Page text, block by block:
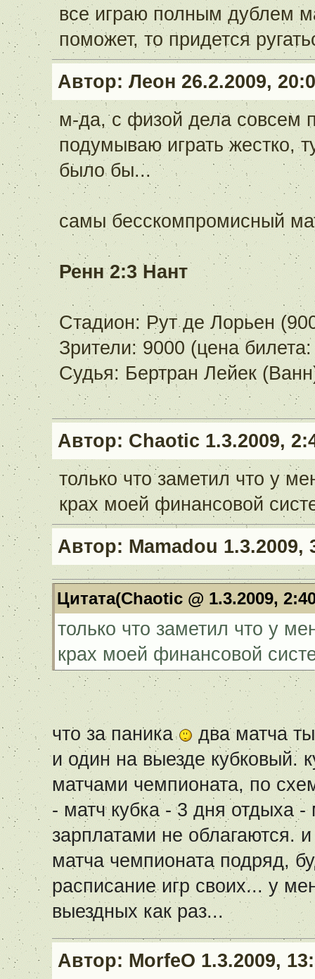
все играю полным дублем
поможет, то придется
Автор: Леон 26.2.2009,
м-да, с физой дела совсем
подумываю играть жестко,
было бы...
самы бесскомпромисный
Ренн 2:3 Нант
Стадион: Рут де Лорьен
Зрители: 9000 (цена
Судья: Бертран Лейек
Автор: Chaotic 1.3.2009,
только что заметил что у
крах моей финансовой
Автор: Mamadou 1.3.2009,
Цитата(Chaotic @ 1.3.2009,
только что заметил что у
крах моей финансовой
что за паника
два матча
и один на выезде кубковый.
матчами чемпионата, по
- матч кубка - 3 дня отдыха
зарплатами не облагаются.
матча чемпионата подряд,
расписание игр своих... у
выездных как раз...
Автор: MorfeO 1.3.2009,